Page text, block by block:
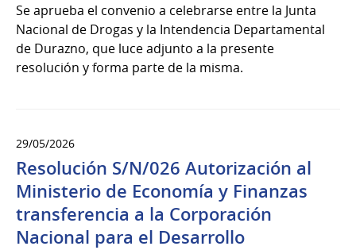
Se aprueba el convenio a celebrarse entre la Junta
Nacional de Drogas y la Intendencia Departamental
de Durazno, que luce adjunto a la presente
resolución y forma parte de la misma.
29/05/2026
Resolución S/N/026 Autorización al
Ministerio de Economía y Finanzas
transferencia a la Corporación
Nacional para el Desarrollo